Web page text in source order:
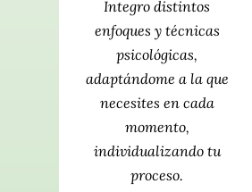
Integro distintos
enfoques y técnicas
psicológicas,
adaptándome a la que
necesites en cada
momento,
individualizando tu
proceso.